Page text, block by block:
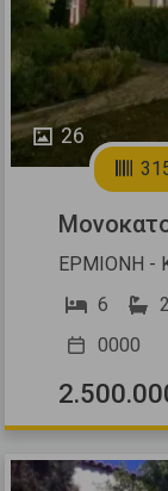
26
ΕΡΜΙΟΝΗ -
6
2
0000